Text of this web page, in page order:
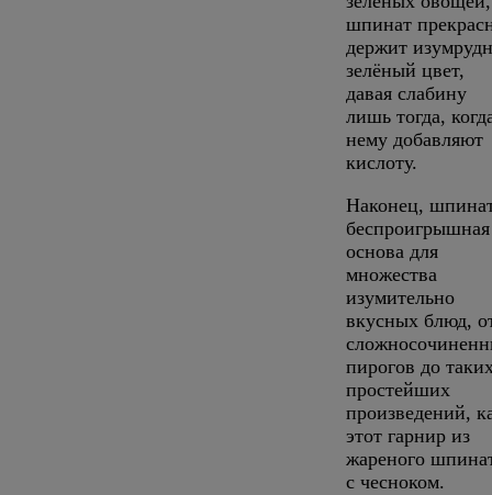
шпинат
держит
зелёный цвет,
давая слабину
лишь тогда,
нему добавляют
кислоту.
Наконец,
беспроигрышная
основа для
множества
изумительно
вкусных блюд,
пирогов до
простейших
произведений,
этот гарнир из
жареного
с чесноком.